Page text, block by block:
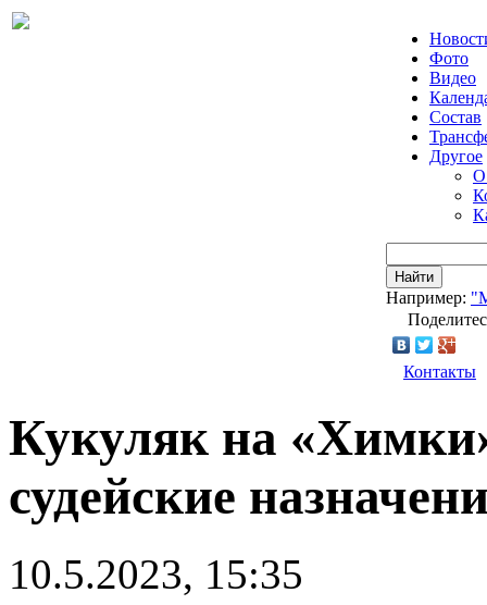
Фото
Видео
Состав
Другое
О
Найти
Например:
Контакты
Кукуляк на
судейские
10.5.2023, 15:35